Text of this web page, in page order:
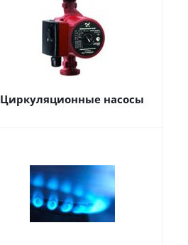
Циркуляционные насосы